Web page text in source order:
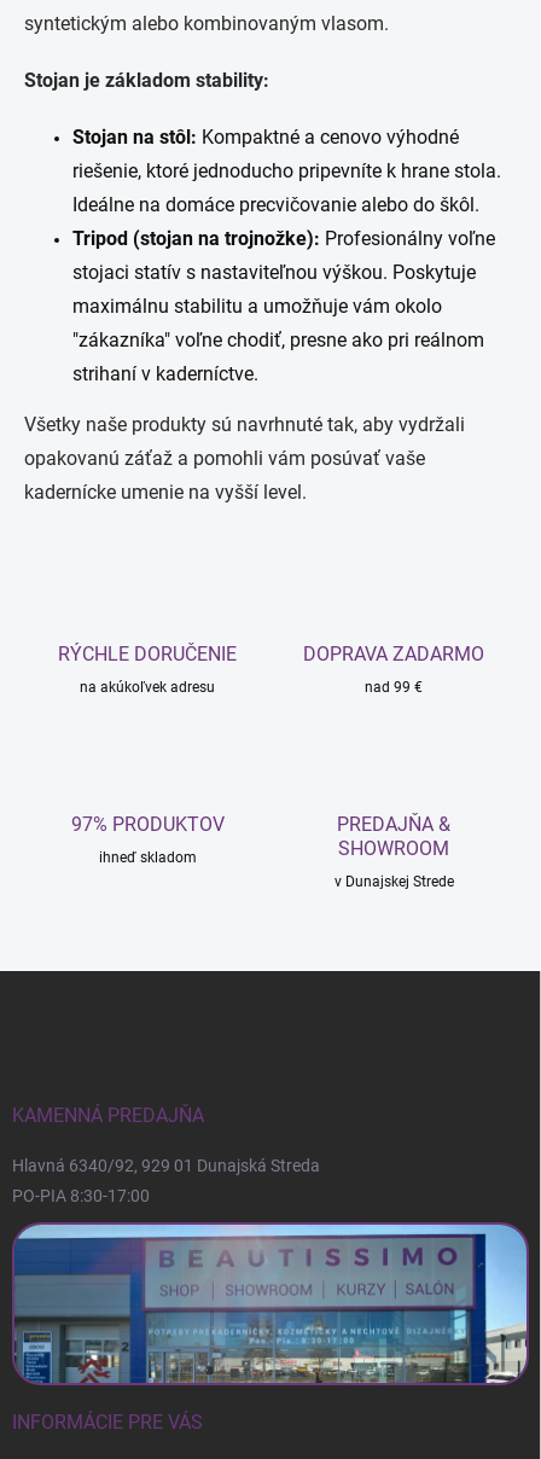
k
i
s
u
syntetickým alebo kombinovaným vlasom.
Stojan je základom stability:
Stojan na stôl: Kompaktné a cenovo výhodné
riešenie, ktoré jednoducho pripevníte k hrane stola.
Ideálne na domáce precvičovanie alebo do škôl.
Tripod (stojan na trojnožke): Profesionálny voľne
stojaci statív s nastaviteľnou výškou. Poskytuje
maximálnu stabilitu a umožňuje vám okolo
"zákazníka" voľne chodiť, presne ako pri reálnom
strihaní v kaderníctve.
Všetky naše produkty sú navrhnuté tak, aby vydržali
opakovanú záťaž a pomohli vám posúvať vaše
kadernícke umenie na vyšší level.
RÝCHLE DORUČENIE
na akúkoľvek adresu
DOPRAVA ZADARMO
nad 99 €
97% PRODUKTOV
ihneď skladom
PREDAJŇA &
SHOWROOM
v Dunajskej Strede
KAMENNÁ PREDAJŇA
Hlavná 6340/92, 929 01 Dunajská Streda
PO-PIA 8:30-17:00
INFORMÁCIE PRE VÁS